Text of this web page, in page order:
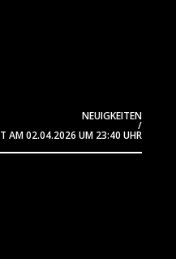
NEUIGKEITEN
/
AM02.04.2026 UM 23:40 UHR